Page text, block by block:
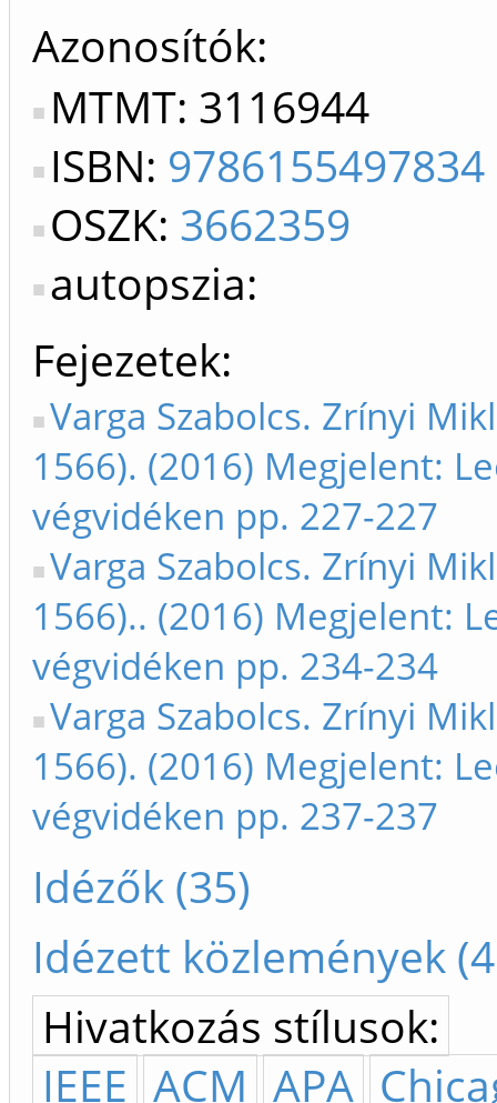
Azonosítók
MTMT: 3116944
ISBN: 9786155497834
OSZK: 3662359
autopszia:
Fejezetek
Varga Szabolcs. Zrínyi
1566). (2016) Megjelent:
végvidéken pp. 227-227
Varga Szabolcs. Zrínyi
1566).. (2016) Megjelent:
végvidéken pp. 234-234
Varga Szabolcs. Zrínyi
1566). (2016) Megjelent:
végvidéken pp. 237-237
Idézők (35)
Idézett közlemények
Hivatkozás stílusok:
IEEE ACM APA